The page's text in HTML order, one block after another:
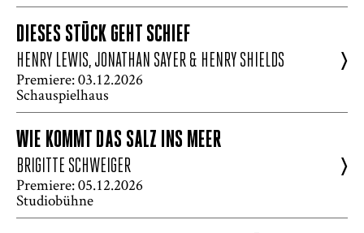
DIESES STÜCK GEHT SCHIEF
HENRY LEWIS, JONATHAN SAYER & HENRY SHIELDS
Premiere: 03.12.2026
Schauspielhaus
>
WIE KOMMT DAS SALZ INS MEER
BRIGITTE SCHWEIGER
Premiere: 05.12.2026
Studiobühne
>